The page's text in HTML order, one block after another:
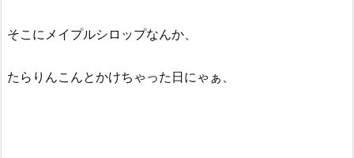
そこにメイプルシロップなんか、
たらりんこんとかけちゃった日にゃぁ、